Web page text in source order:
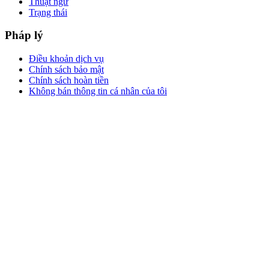
Trạng thái
Pháp lý
Điều khoản dịch vụ
Chính sách bảo mật
Chính sách hoàn tiền
Không bán thông tin cá nhân của tôi